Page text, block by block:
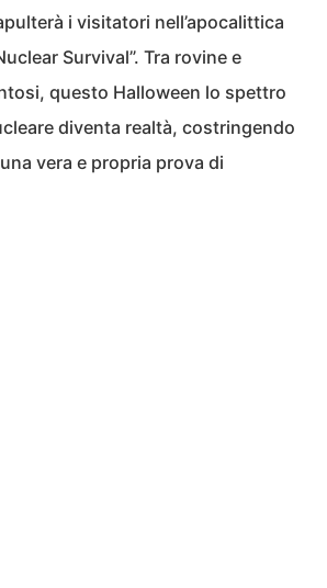
i visitatori nell’apocalittica
Survival”. Tra rovine e
questo Halloween lo spettro
diventa realtà, costringendo
vera e propria prova di